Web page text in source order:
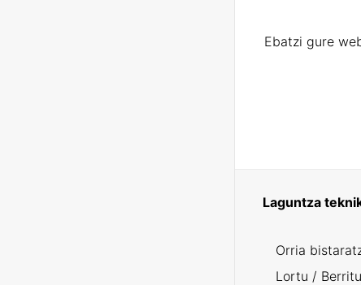
Ebatzi gure
Laguntza
Orria
Lortu / Berritu